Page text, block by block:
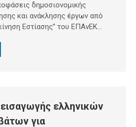
δημοσιονομικής
και ανάκλησης έργων από
Εστίασης” του ΕΠΑνΕΚ…
ελληνικών
για